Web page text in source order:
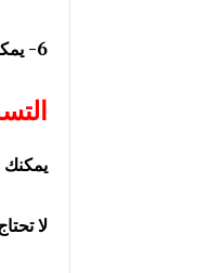
6- يمكنك الوصول الي الاف الاشخاص المحترفين في مجالات معينة .
يمكنك
لا